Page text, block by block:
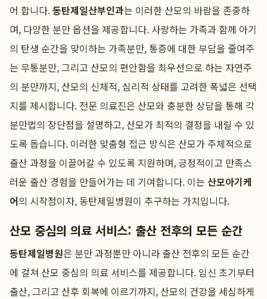
어 합니다.동탄제일산부인과는 이러한 산모의 바람을 존중하
며, 다양한 분만 옵션을 제공합니다. 사랑하는 가족과 함께 아기
의 탄생 순간을 맞이하는 가족분만, 통증에 대한 부담을 줄여주
는 무통분만, 그리고 산모의 편안함을 최우선으로 하는 자연주
의 분만까지, 산모의 신체적, 심리적 상태를 고려한 폭넓은 선택
지를 제시합니다. 전문 의료진은 산모와 충분한 상담을 통해 각
분만법의 장단점을 설명하고, 산모가 최적의 결정을 내릴 수 있
도록 돕습니다. 이러한 맞춤형 접근 방식은 산모가 주체적으로
출산 과정을 이끌어갈 수 있도록 지원하며, 긍정적이고 만족스
러운 출산 경험을 만들어가는 데 기여합니다. 이는 산모아기케
어의 시작점이자, 동탄제일병원이 추구하는 가치입니다.
산모 중심의 의료 서비스: 출산 전후의 모든 순간
동탄제일병원은 분만 과정뿐만 아니라 출산 전후의 모든 순간
에 걸쳐 산모 중심의 의료 서비스를 제공합니다. 임신 초기부터
출산, 그리고 산후 회복에 이르기까지, 산모의 건강을 세심하게